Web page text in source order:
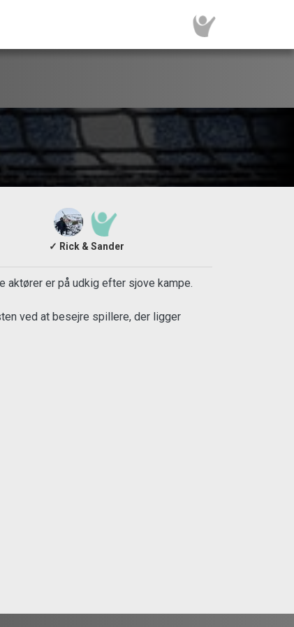
✓ Rick & Sander
er på udkig efter sjove kampe.
ved at besejre spillere, der ligger